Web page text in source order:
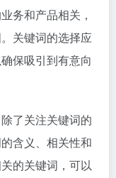
可能并不适合，
务和产品相关，
保吸引到有意向